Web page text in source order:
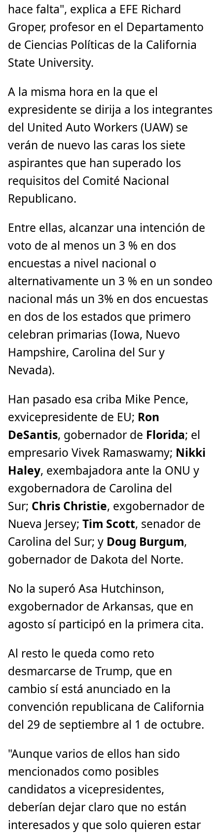
hace falta", explica a EFE Richard
Groper, profesor en el Departamento
de Ciencias Políticas de la California
State University.
A la misma hora en la que el
expresidente se dirija a los integrantes
del United Auto Workers (UAW) se
verán de nuevo las caras los siete
aspirantes que han superado los
requisitos del Comité Nacional
Republicano.
Entre ellas, alcanzar una intención de
voto de al menos un 3 % en dos
encuestas a nivel nacional o
alternativamente un 3 % en un sondeo
nacional más un 3% en dos encuestas
en dos de los estados que primero
celebran primarias (Iowa, Nuevo
Hampshire, Carolina del Sur y
Nevada).
Han pasado esa criba Mike Pence,
exvicepresidente de EU; Ron
DeSantis, gobernador de Florida; el
empresario Vivek Ramaswamy; Nikki
Haley, exembajadora ante la ONU y
exgobernadora de Carolina del
Sur; Chris Christie, exgobernador de
Nueva Jersey; Tim Scott, senador de
Carolina del Sur; y Doug Burgum,
gobernador de Dakota del Norte.
No la superó Asa Hutchinson,
exgobernador de Arkansas, que en
agosto sí participó en la primera cita.
Al resto le queda como reto
desmarcarse de Trump, que en
cambio sí está anunciado en la
convención republicana de California
del 29 de septiembre al 1 de octubre.
"Aunque varios de ellos han sido
mencionados como posibles
candidatos a vicepresidentes,
deberían dejar claro que no están
interesados y que solo quieren estar